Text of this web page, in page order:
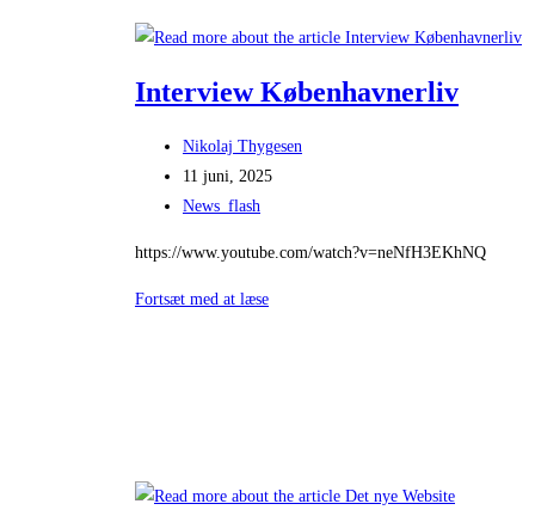
Interview Københavnerliv
Post
author:
Nikolaj Thygesen
Post
published:
11 juni, 2025
Post
News_flash
https://www.youtube.com/watch?v=neNfH3EKhNQ
Fortsæt med at læseInterview